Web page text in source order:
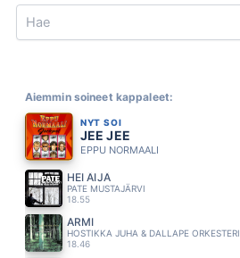
Search
Aiemmin soineet kappaleet:
NYT SOI
JEE JEE
EPPU NORMAALI
HEI ÄIJÄ
PATE MUSTAJÄRVI
18.55
ARMI
HOSTIKKA JUHA & DALLAPE ORKESTERI
18.46